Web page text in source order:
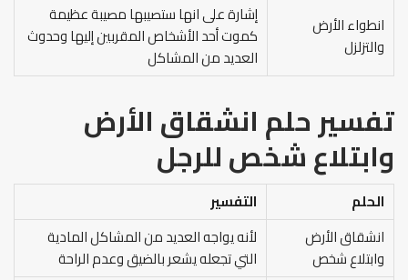
انطواء الأرض
والتزلزل
إشارة على انها ستصيبها مصيبة عظيمة
كموت أحد الأشخاص المقربين إليها وحدوث
العديد من المشاكل
تفسير حلم انشقاق الأرض
وابتلاع شخص للرجل
الحلم
التفسير
انشقاق الأرض
وابتلاع شخص
لأنه يواجه العديد من المشاكل المادية
التي تجعله يشعر بالضيق وعدم الراحة